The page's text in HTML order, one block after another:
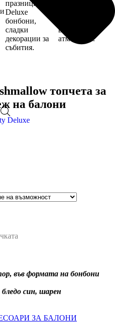
топчета за
на балони
във формата на бонбони
син, шарен
ЗА БАЛОНИ